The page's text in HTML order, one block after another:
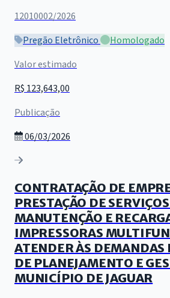
12010002/2026
Pregão Eletrônico
Homologado
Valor estimado
R$ 123,643,00
Publicação
06/03/2026
CONTRATAÇÃO DE
PRESTAÇÃO DE
MANUTENÇÃO E
IMPRESSORAS
ATENDER ÀS DEMANDAS
DE PLANEJAMENTO E
MUNICÍPIO DE JAGUAR